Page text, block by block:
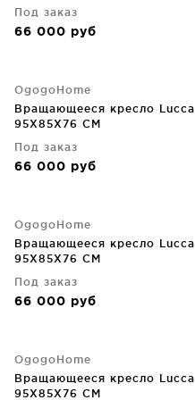
Под заказ
66 000 руб
OgogoHome
Вращающееся кресло Lucca
95X85X76 CM
Под заказ
66 000 руб
OgogoHome
Вращающееся кресло Lucca
95X85X76 CM
Под заказ
66 000 руб
OgogoHome
Вращающееся кресло Lucca
95X85X76 CM